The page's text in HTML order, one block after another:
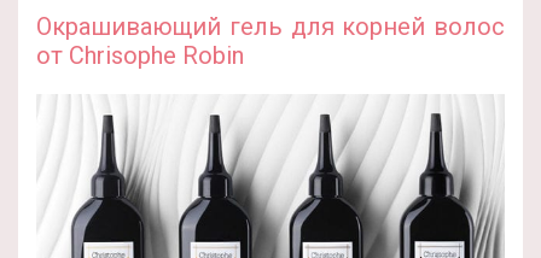
Окрашивающий гель для корней волос
от Chrisophe Robin